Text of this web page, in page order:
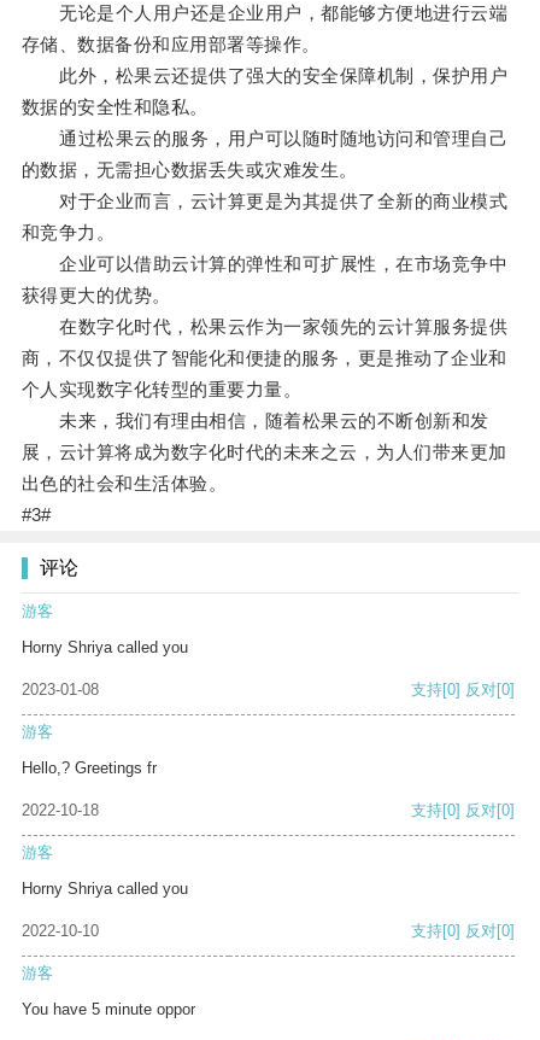
无论是个人用户还是企业用户，都能够方便地进行云端
存储、数据备份和应用部署等操作。
此外，松果云还提供了强大的安全保障机制，保护用户
数据的安全性和隐私。
通过松果云的服务，用户可以随时随地访问和管理自己
的数据，无需担心数据丢失或灾难发生。
对于企业而言，云计算更是为其提供了全新的商业模式
和竞争力。
企业可以借助云计算的弹性和可扩展性，在市场竞争中
获得更大的优势。
在数字化时代，松果云作为一家领先的云计算服务提供
商，不仅仅提供了智能化和便捷的服务，更是推动了企业和
个人实现数字化转型的重要力量。
未来，我们有理由相信，随着松果云的不断创新和发
展，云计算将成为数字化时代的未来之云，为人们带来更加
出色的社会和生活体验。
#3#
评论
游客
Horny Shriya called you
2023-01-08 支持[0] 反对[0]
游客
Hello,? Greetings fr
2022-10-18 支持[0] 反对[0]
游客
Horny Shriya called you
2022-10-10 支持[0] 反对[0]
游客
You have 5 minute oppor